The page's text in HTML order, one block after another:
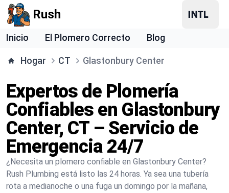
Rush
Inicio El Plomero Correcto Blog
Hogar CT Glastonbury Center
Expertos de Plomería
Confiables en Glastonbury
Center, CT – Servicio de
Emergencia 24/7
¿Necesita un plomero confiable en Glastonbury Center?
Rush Plumbing está listo las 24 horas. Ya sea una tubería
rota a medianoche o una fuga un domingo por la mañana,